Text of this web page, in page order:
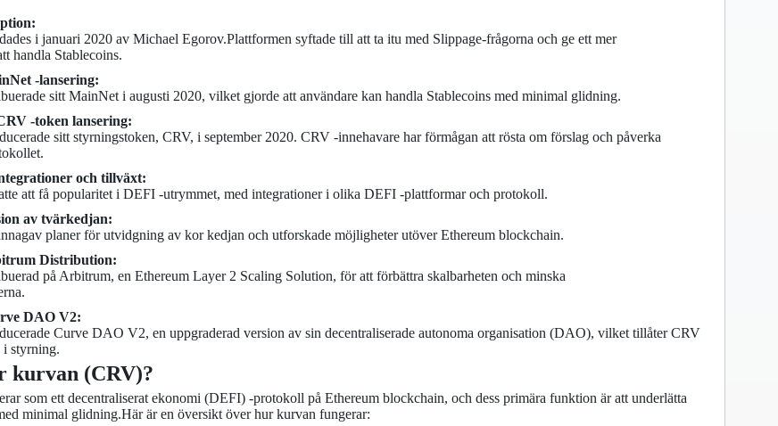
i januari 2020 av Michael Egorov.Plattformen syftade till att ta itu med Slippage-frågorna och ge ett mer
handla Stablecoins.
-lansering:
sitt MainNet i augusti 2020, vilket gjorde att användare kan handla Stablecoins med minimal glidning.
-token lansering:
sitt styrningstoken, CRV, i september 2020. CRV -innehavare har förmågan att rösta om förslag och påverka
och tillväxt:
att få popularitet i DEFI -utrymmet, med integrationer i olika DEFI -plattformar och protokoll.
av tvärkedjan:
planer för utvidgning av kor kedjan och utforskade möjligheter utöver Ethereum blockchain.
Distribution:
på Arbitrum, en Ethereum Layer 2 Scaling Solution, för att förbättra skalbarheten och minska
DAO V2:
Curve DAO V2, en uppgraderad version av sin decentraliserade autonoma organisation (DAO), vilket tillåter CRV
i styrning.
kurvan (CRV)?
som ett decentraliserat ekonomi (DEFI) -protokoll på Ethereum blockchain, och dess primära funktion är att underlätta
minimal glidning.Här är en översikt över hur kurvan fungerar: